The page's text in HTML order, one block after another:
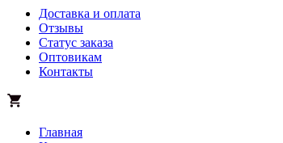
Доставка и оплата
Отзывы
Статус заказа
Оптовикам
Контакты
Главная